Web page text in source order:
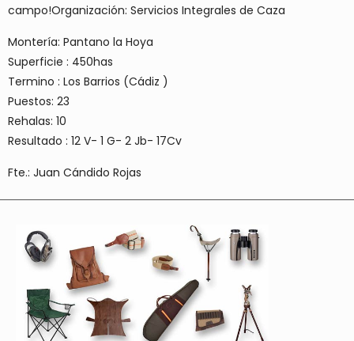
campo!Organización: Servicios Integrales de Caza
Montería: Pantano la Hoya
Superficie : 450has
Termino : Los Barrios (Cádiz )
Puestos: 23
Rehalas: 10
Resultado : 12 V- 1 G- 2 Jb- 17Cv
Fte.: Juan Cándido Rojas